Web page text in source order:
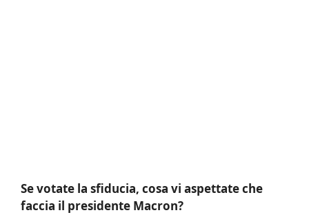
Se votate la sfiducia, cosa vi aspettate che
faccia il presidente Macron?